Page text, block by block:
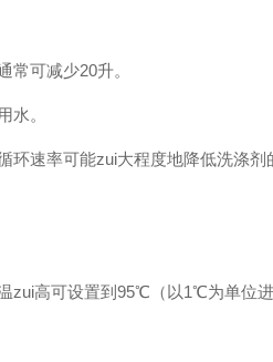
常可减少20升。
水。
环速率可能zui大程度地降低洗涤剂
zui高可设置到95℃（以1℃为单位进